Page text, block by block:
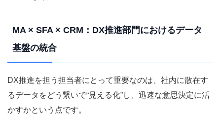
MA × SFA × CRM：DX推進部門におけるデータ
基盤の統合
DX推進を担う担当者にとって重要なのは、社内に散在す
るデータをどう繋いで“見える化”し、迅速な意思決定に活
かすかという点です。